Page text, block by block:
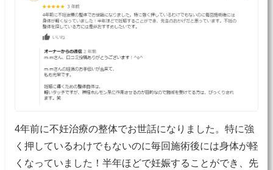
4年前に不妊治療の整体でお世話になりました。特に強
く押しているわけでもないのに毎回施術後には身体が軽
くなっていました！半年ほどで妊娠することができ、先